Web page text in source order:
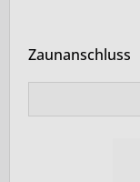
Zaunanschluss